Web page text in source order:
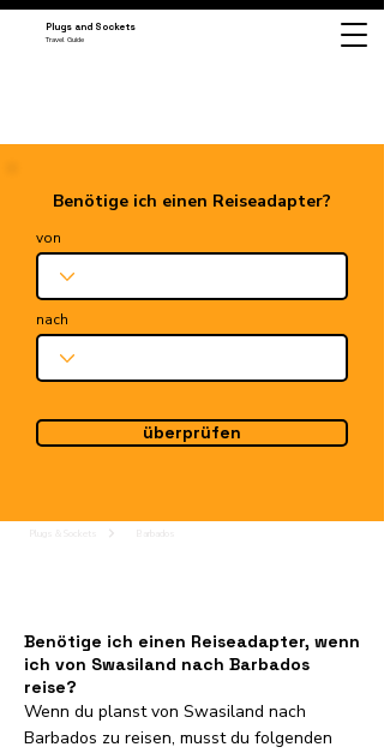
Plugs and Sockets
Travel Guide
Benötige ich einen Reiseadapter?
von
nach
überprüfen
Benötige ich einen Reiseadapter, wenn
ich von Swasiland nach Barbados
reise?
Wenn du planst von Swasiland nach
Barbados zu reisen, musst du folgenden